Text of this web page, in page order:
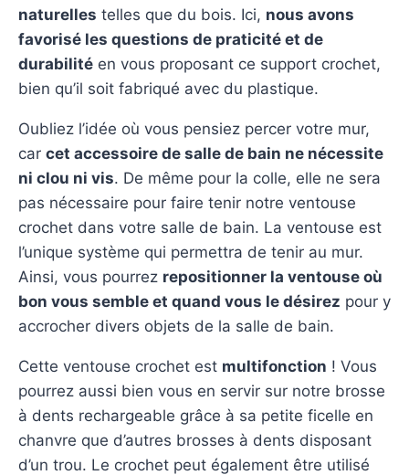
naturelles telles que du bois. Ici, nous avons
favorisé les questions de praticité et de
durabilité en vous proposant ce support crochet,
bien qu’il soit fabriqué avec du plastique.
Oubliez l’idée où vous pensiez percer votre mur,
car cet accessoire de salle de bain ne nécessite
ni clou ni vis. De même pour la colle, elle ne sera
pas nécessaire pour faire tenir notre ventouse
crochet dans votre salle de bain. La ventouse est
l’unique système qui permettra de tenir au mur.
Ainsi, vous pourrez repositionner la ventouse où
bon vous semble et quand vous le désirez pour y
accrocher divers objets de la salle de bain.
Cette ventouse crochet est multifonction ! Vous
pourrez aussi bien vous en servir sur notre brosse
à dents rechargeable grâce à sa petite ficelle en
chanvre que d’autres brosses à dents disposant
d’un trou. Le crochet peut également être utilisé